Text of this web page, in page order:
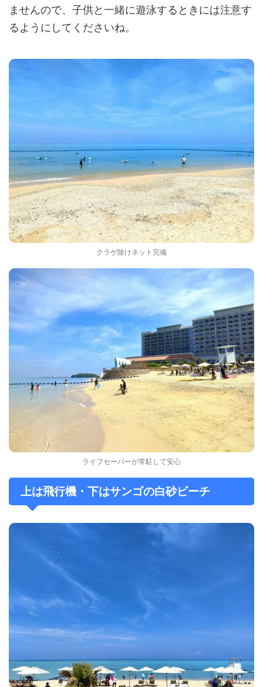
ませんので、子供と一緒に遊泳するときには注意す
るようにしてくださいね。
クラゲ除けネット完備
ライフセーバーが常駐して安心
上は飛行機・下はサンゴの白砂ビーチ